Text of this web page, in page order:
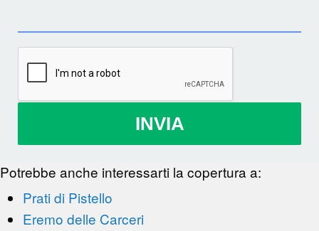
INVIA
Potrebbe anche interessarti la copertura a:
Prati di Pistello
Eremo delle Carceri